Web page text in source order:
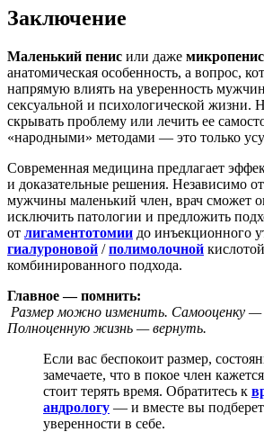
Заключение
Маленький пенис или даже микропенис
анатомическая особенность, а вопрос,
напрямую влиять на уверенность
сексуальной и психологической жизни.
скрывать проблему или лечить ее
«народными» методами — это только
Современная медицина предлагает
и доказательные решения. Независимо
мужчины маленький член, врач сможет
исключить патологии и предложить
от лигаментотомии до инъекционного
гиалуроновой /полимолочной
комбинированного подхода.
Главное — помнить:
Размер можно изменить. Самооценку —
Полноценную жизнь — вернуть.
Если вас беспокоит размер,
замечаете, что в покое член
стоит терять время. Обратитесь к
андрологу — и вместе вы
уверенности в себе.